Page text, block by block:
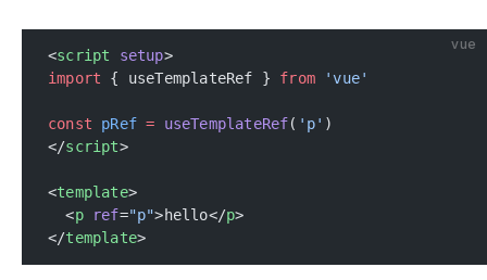
vue
<script setup>
import { useTemplateRef } from 'vue'
const pRef = useTemplateRef( 'p' )
</script>
<template>
  <
p ref="p">hello</p>
</template>